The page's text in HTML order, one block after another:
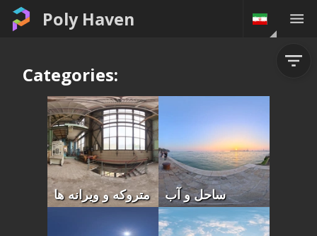
Poly Haven
Categories:
متروکه و ویرانه ها ساحل و آب